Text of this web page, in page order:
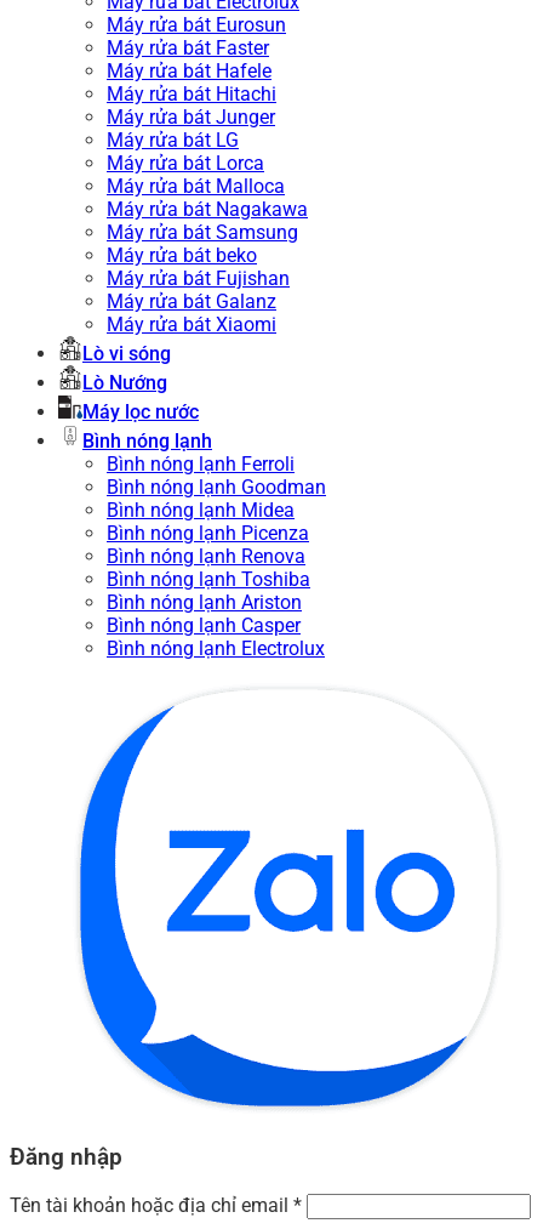
Máy rửa bát Eurosun
Máy rửa bát Faster
Máy rửa bát Hafele
Máy rửa bát Hitachi
Máy rửa bát Junger
Máy rửa bát LG
Máy rửa bát Lorca
Máy rửa bát Malloca
Máy rửa bát Nagakawa
Máy rửa bát Samsung
Máy rửa bát beko
Máy rửa bát Fujishan
Máy rửa bát Galanz
Máy rửa bát Xiaomi
Lò vi sóng
Lò Nướng
Máy lọc nước
Bình nóng lạnh
Bình nóng lạnh Ferroli
Bình nóng lạnh Goodman
Bình nóng lạnh Midea
Bình nóng lạnh Picenza
Bình nóng lạnh Renova
Bình nóng lạnh Toshiba
Bình nóng lạnh Ariston
Bình nóng lạnh Casper
Bình nóng lạnh Electrolux
Đăng nhập
Tên tài khoản hoặc địa chỉ email *